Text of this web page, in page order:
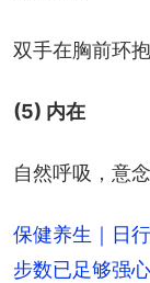
双手在胸前环
(5) 内在
自然呼吸，意
保健养生｜日
步数已足够强心